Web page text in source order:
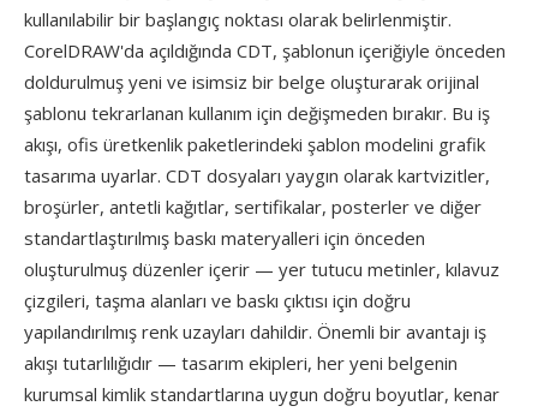
kullanılabilir bir başlangıç noktası olarak belirlenmiştir.
CorelDRAW'da açıldığında CDT, şablonun içeriğiyle önceden
doldurulmuş yeni ve isimsiz bir belge oluşturarak orijinal
şablonu tekrarlanan kullanım için değişmeden bırakır. Bu iş
akışı, ofis üretkenlik paketlerindeki şablon modelini grafik
tasarıma uyarlar. CDT dosyaları yaygın olarak kartvizitler,
broşürler, antetli kağıtlar, sertifikalar, posterler ve diğer
standartlaştırılmış baskı materyalleri için önceden
oluşturulmuş düzenler içerir — yer tutucu metinler, kılavuz
çizgileri, taşma alanları ve baskı çıktısı için doğru
yapılandırılmış renk uzayları dahildir. Önemli bir avantajı iş
akışı tutarlılığıdır — tasarım ekipleri, her yeni belgenin
kurumsal kimlik standartlarına uygun doğru boyutlar, kenar